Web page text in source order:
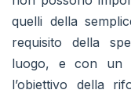
quelli della
requisito della
luogo, e con un
l’obiettivo della